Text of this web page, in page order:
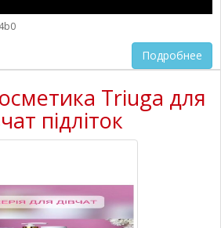
Подробнее
Triuga для
підліток